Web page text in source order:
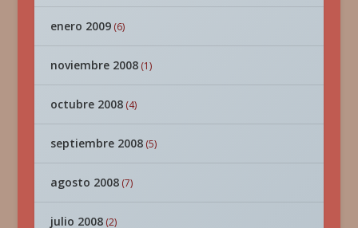
enero 2009(6)
noviembre 2008(1)
octubre 2008(4)
septiembre 2008(5)
agosto 2008(7)
julio 2008(2)